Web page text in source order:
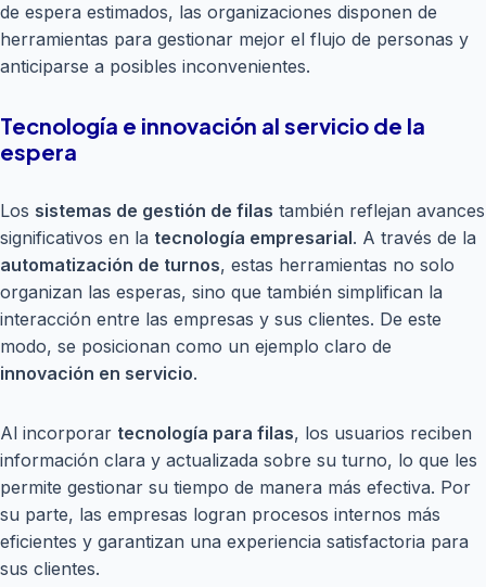
de espera estimados, las organizaciones disponen de
herramientas para gestionar mejor el flujo de personas y
anticiparse a posibles inconvenientes.
Tecnología e innovación al servicio de la
espera
Los sistemas de gestión de filas también reflejan avances
significativos en la tecnología empresarial. A través de la
automatización de turnos, estas herramientas no solo
organizan las esperas, sino que también simplifican la
interacción entre las empresas y sus clientes. De este
modo, se posicionan como un ejemplo claro de
innovación en servicio.
Al incorporar tecnología para filas, los usuarios reciben
información clara y actualizada sobre su turno, lo que les
permite gestionar su tiempo de manera más efectiva. Por
su parte, las empresas logran procesos internos más
eficientes y garantizan una experiencia satisfactoria para
sus clientes.